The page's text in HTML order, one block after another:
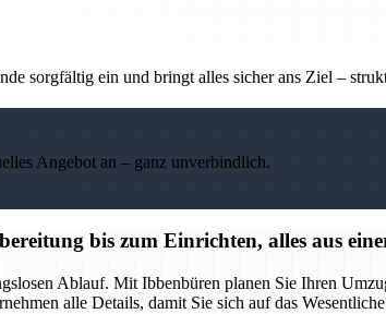
sorgfältig ein und bringt alles sicher ans Ziel –
Angebot an – ganz unverbindlich.
bis zum Einrichten, alles aus
Ablauf. Mit Ibbenbüren planen Sie Ihren
alle Details, damit Sie sich auf das